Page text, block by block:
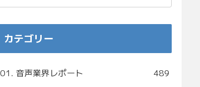
カテゴリー
01. 音声業界レポート 489